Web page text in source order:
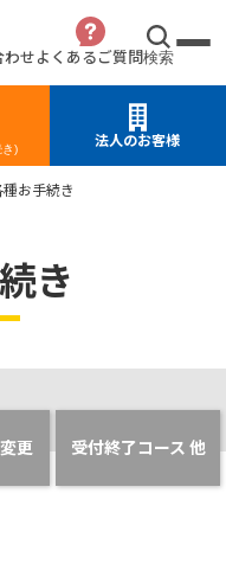
わせ よくあるご質問検索
き)
法人のお客様
種お手続き
き
更 受付終了コース 他